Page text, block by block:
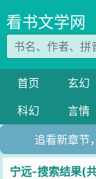
看书文学网
首页 玄幻
科幻
言情
追看新章节
宁远-搜索结果(